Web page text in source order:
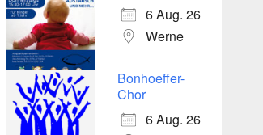
6 Aug. 26
Werne
Bonhoeffer-
Chor
6 Aug. 26